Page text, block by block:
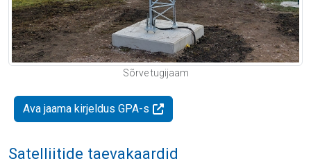
Sõrve tugijaam
Ava jaama kirjeldus GPA-s
Satelliitide taevakaardid